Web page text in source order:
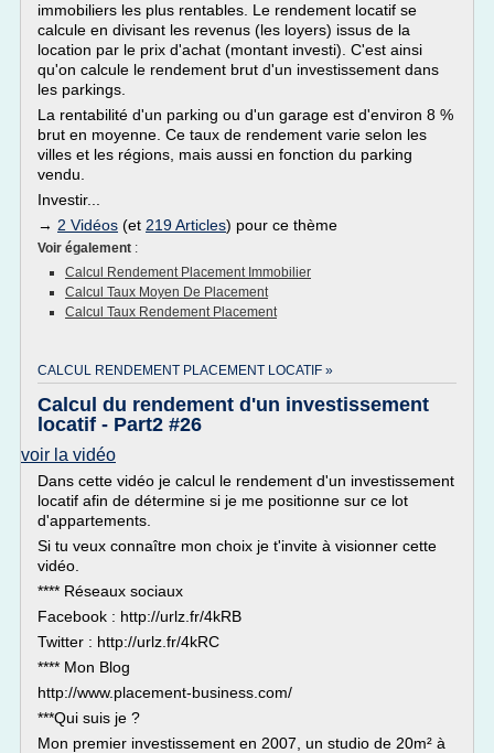
immobiliers les plus rentables. Le rendement locatif se
calcule en divisant les revenus (les loyers) issus de la
location par le prix d'achat (montant investi). C'est ainsi
qu'on calcule le rendement brut d'un investissement dans
les parkings.
La rentabilité d'un parking ou d'un garage est d'environ 8 %
brut en moyenne. Ce taux de rendement varie selon les
villes et les régions, mais aussi en fonction du parking
vendu.
Investir...
→ 2 Vidéos (et 219 Articles) pour ce thème
Voir également :
Calcul Rendement Placement Immobilier
Calcul Taux Moyen De Placement
Calcul Taux Rendement Placement
CALCUL RENDEMENT PLACEMENT LOCATIF »
Calcul du rendement d'un investissement
locatif - Part2 #26
voir la vidéo
Dans cette vidéo je calcul le rendement d'un investissement
locatif afin de détermine si je me positionne sur ce lot
d'appartements.
Si tu veux connaître mon choix je t'invite à visionner cette
vidéo.
**** Réseaux sociaux
Facebook : http://urlz.fr/4kRB
Twitter : http://urlz.fr/4kRC
**** Mon Blog
http://www.placement-business.com/
***Qui suis je ?
Mon premier investissement en 2007, un studio de 20m² à